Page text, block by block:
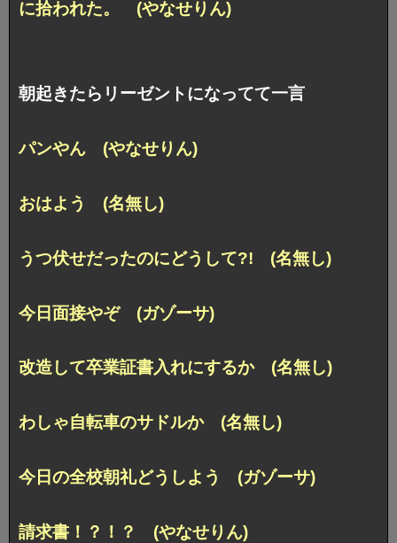
に拾われた。 (やなせりん)
朝起きたらリーゼントになってて一言
パンやん (やなせりん)
おはよう (名無し)
うつ伏せだったのにどうして?! (名無し)
今日面接やぞ (ガゾーサ)
改造して卒業証書入れにするか (名無し)
わしゃ自転車のサドルか (名無し)
今日の全校朝礼どうしよう (ガゾーサ)
請求書！？！？ (やなせりん)